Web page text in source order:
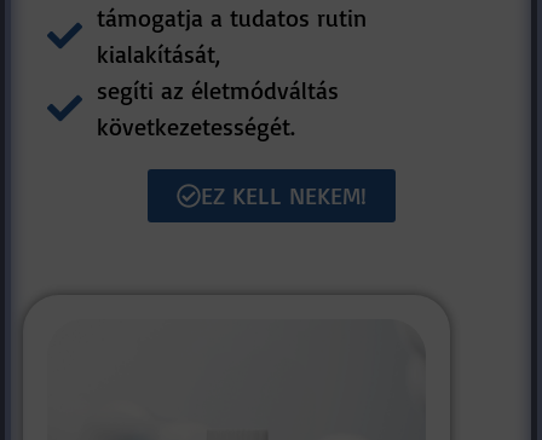
támogatja a tudatos rutin
kialakítását,
segíti az életmódváltás
következetességét.
EZ KELL NEKEM!